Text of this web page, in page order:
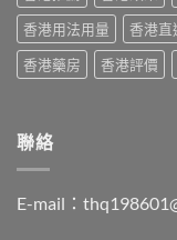
中
較
及
正
貨
效
片
效
果
香港用法用量
香港直
香港藥房
香港評價
聯絡
E-mail：